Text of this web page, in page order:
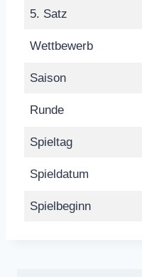
5. Satz
Wettbewerb
Saison
Runde
Spieltag
Spieldatum
Spielbeginn